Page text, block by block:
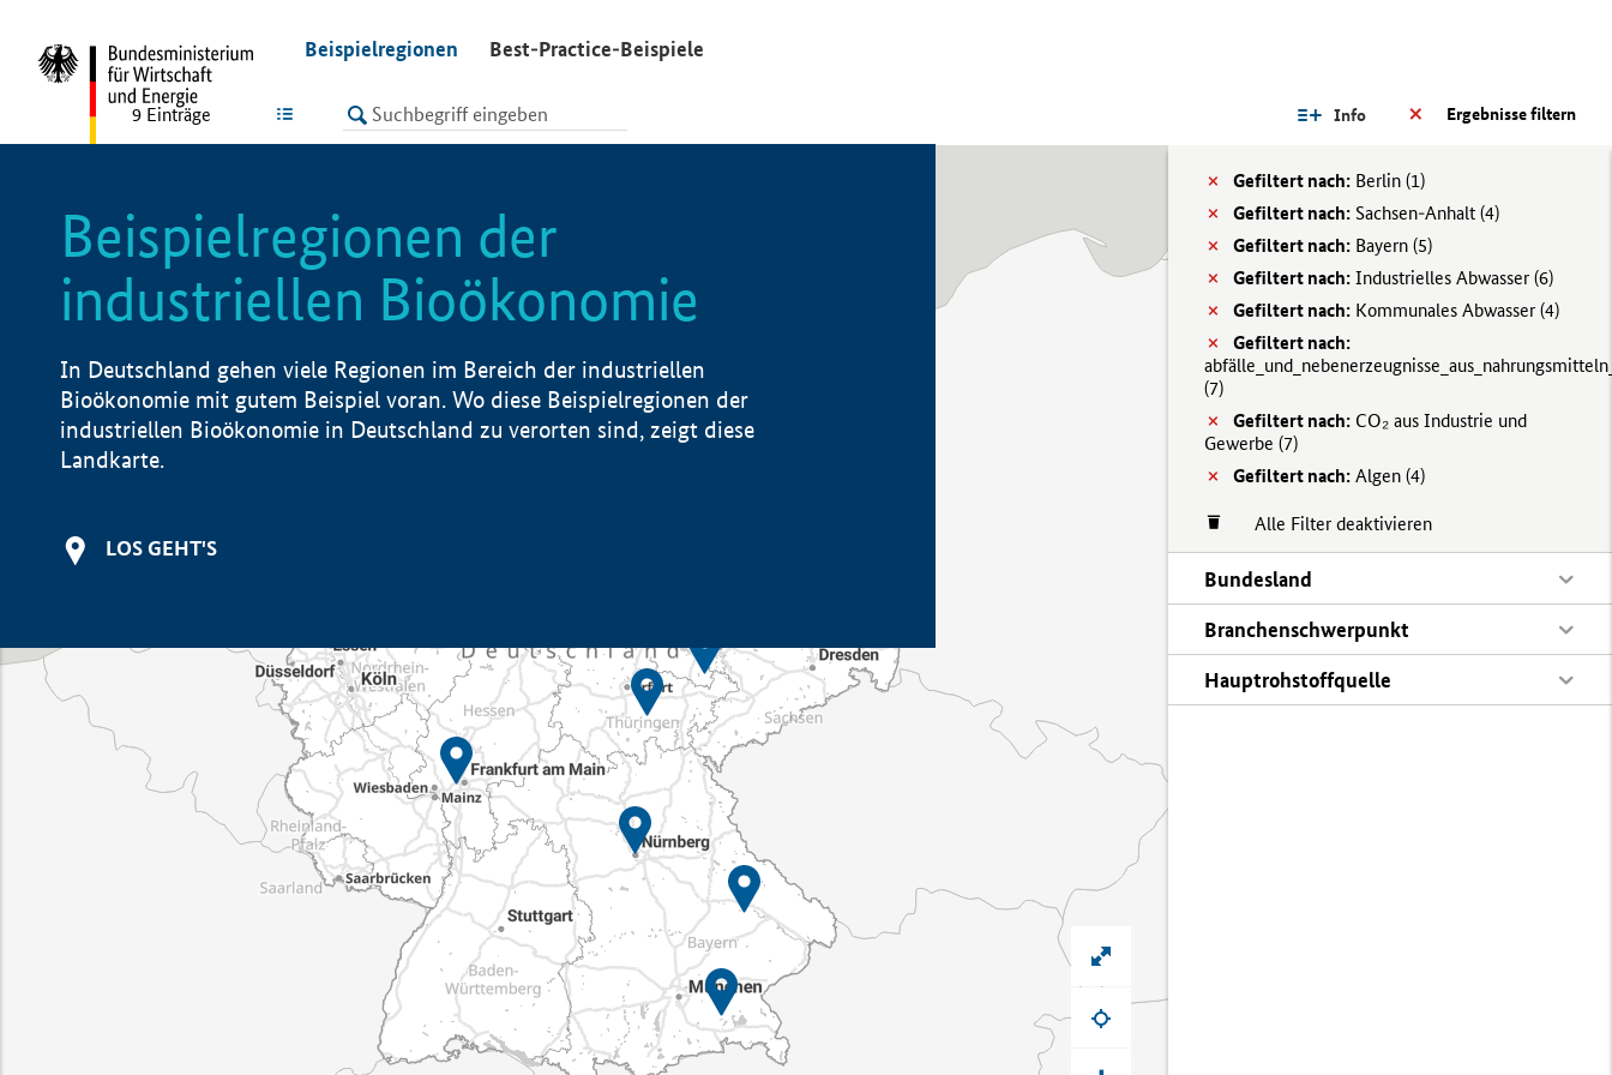
Beispielregionen Best-Practice-Beispiele
LISTE Ergebnisse filtern
Info
Gefiltert nach: Berlin (1)
Gefiltert nach: Sachsen-Anhalt (4)
Gefiltert nach: Bayern (5)
Gefiltert nach: Industrielles Abwasser (6)
Gefiltert nach: Kommunales Abwasser (4)
Gefiltert nach:
(7)
Gefiltert nach: CO₂ aus Industrie und
Gewerbe (7)
Gefiltert nach: Algen (4)
Alle Filter deaktivieren
Bundesland
Branchenschwerpunkt
Hauptrohstoffquelle
9 Einträge
Beispielregionen der
industriellen Bioökonomie
In Deutschland gehen viele Regionen im Bereich der industriellen
Bioökonomie mit gutem Beispiel voran. Wo diese Beispielregionen der
industriellen Bioökonomie in Deutschland zu verorten sind, zeigt diese
Landkarte.
LOS GEHT'S